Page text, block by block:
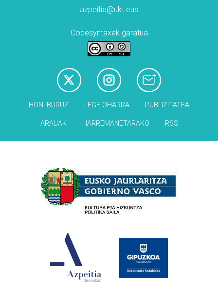
azpeitia@ukt.eus
Codesyntaxek garatua
HONI BURUZ LEGE OHARRA PUBLIZITATEA
ARAUAK HARREMANETARAKO RSS